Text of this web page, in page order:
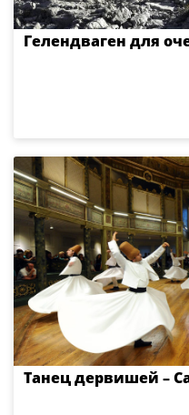
Гелендваген для
Танец дервишей –